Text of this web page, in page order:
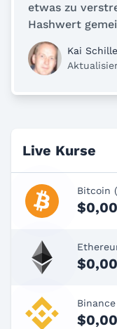
etwas zu
Hashwert
Kai
Live Kurse
Bitcoin
$0,00
$0,00
$0,00